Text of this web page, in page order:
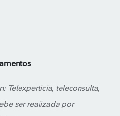
Telexperticia, teleconsulta,
ser realizada por